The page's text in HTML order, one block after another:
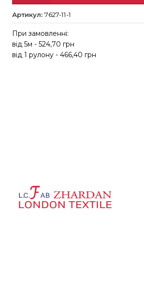
Артикул:7627-11-1
При замовленні:
від 5м - 524,70 грн
від 1 рулону - 466,40 грн